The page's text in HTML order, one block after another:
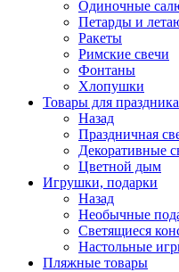
Одиночные
Петарды и
Ракеты
Римские свечи
Фонтаны
Хлопушки
Товары для праздника
Назад
Праздничная
Декоративные
Цветной дым
Игрушки, подарки
Назад
Необычные
Светящиеся
Настольные
Пляжные товары